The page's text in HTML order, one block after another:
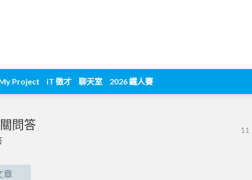
Project iT 徵才 聊天室 2026 鐵人賽
問答 11
章